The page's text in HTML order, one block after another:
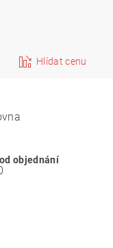
Hlídat cenu
objednání